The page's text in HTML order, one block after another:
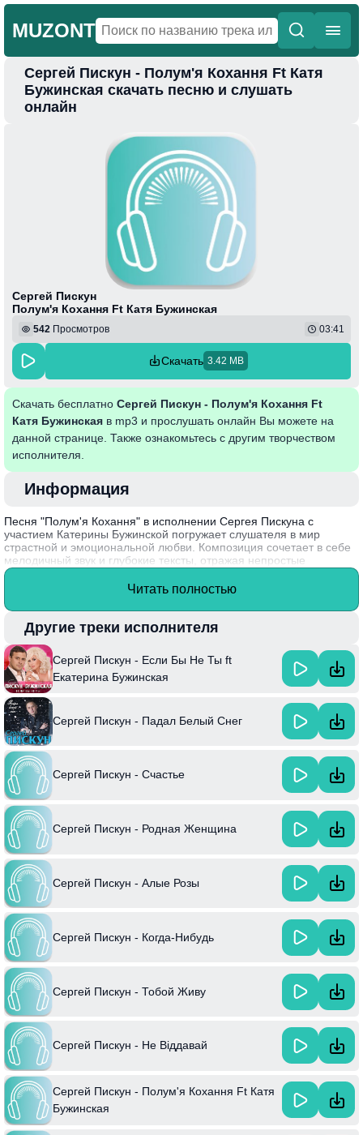
MUZONT
Главная
Новинки
Сергей Пискун - Полум'я Кохання Ft Катя
Бужинская скачать песню и слушать
онлайн
Сергей Пискун
Полум'я Кохання Ft Катя Бужинская
542 Просмотров 03:41
Скачать 3.42 MB
Скачать бесплатно Сергей Пискун - Полум'я Кохання Ft
Катя Бужинская в mp3 и прослушать онлайн Вы можете на
данной странице. Также ознакомьтесь с другим творчеством
исполнителя.
Информация
Песня "Полум'я Кохання" в исполнении Сергея Пискуна с
участием Катерины Бужинской погружает слушателя в мир
страстной и эмоциональной любви. Композиция сочетает в себе
мелодичный звук и глубокие тексты, отражая непростые
отношения и переживания двух сердц. В каждой строчке
чувствуется искренность, а выступления артистов передают все
интимности и сопереживания.
Интересный факт: Сергей Пискун и Катя Бужинская уже не в
первый раз объединяют свои таланты, и каждый раз их
совместные проекты становятся настоящими хитами украинской
поп-сцены.
Читать полностью
Другие треки исполнителя
Сергей Пискун - Если Бы Не Ты ft
Екатерина Бужинская
Сергей Пискун - Падал Белый Снег
Сергей Пискун - Счастье
Сергей Пискун - Родная Женщина
Сергей Пискун - Алые Розы
Сергей Пискун - Когда-Нибудь
Сергей Пискун - Тобой Живу
Сергей Пискун - Не Віддавай
Сергей Пискун - Полум'я Кохання Ft Катя
Бужинская